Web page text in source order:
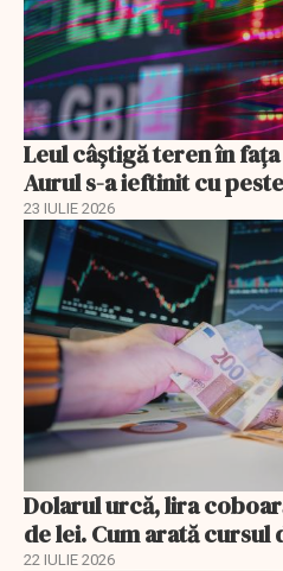
Leul câștigă teren în
Aurul s-a ieftinit cu
23 IULIE 2026
Dolarul urcă, lira
de lei. Cum arată
22 IULIE 2026